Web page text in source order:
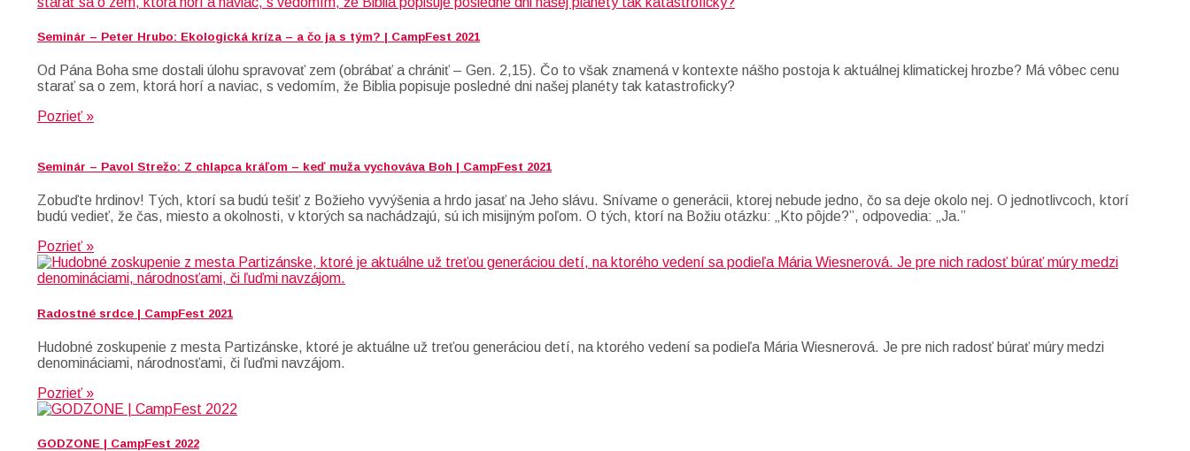
Seminár – Peter Hrubo: Ekologická kríza – a čo ja s tým? | CampFest 2021
Od Pána Boha sme dostali úlohu spravovať zem (obrábať a chrániť – Gen. 2,15). Čo to však znamená v kontexte nášho postoja k aktuálnej klimatickej hrozbe? Má vôbec cenu
starať sa o zem, ktorá horí a naviac, s vedomím, že Biblia popisuje posledné dni našej planéty tak katastroficky?
Pozrieť »
Seminár – Pavol Strežo: Z chlapca kráľom – keď muža vychováva Boh | CampFest 2021
Zobuďte hrdinov! Tých, ktorí sa budú tešiť z Božieho vyvýšenia a hrdo jasať na Jeho slávu. Snívame o generácii, ktorej nebude jedno, čo sa deje okolo nej. O jednotlivcoch, ktorí
budú vedieť, že čas, miesto a okolnosti, v ktorých sa nachádzajú, sú ich misijným poľom. O tých, ktorí na Božiu otázku: „Kto pôjde?”, odpovedia: „Ja.”
Pozrieť »
Radostné srdce | CampFest 2021
Hudobné zoskupenie z mesta Partizánske, ktoré je aktuálne už treťou generáciou detí, na ktorého vedení sa podieľa Mária Wiesnerová. Je pre nich radosť búrať múry medzi
denomináciami, národnosťami, či ľuďmi navzájom.
Pozrieť »
GODZONE | CampFest 2022